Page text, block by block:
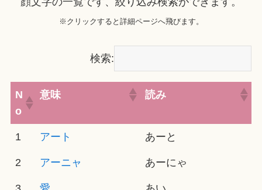
※クリックすると詳細ページへ飛びます。
検索:
N
o
意味 読み
1 アート あーと
2 アーニャ あーにゃ